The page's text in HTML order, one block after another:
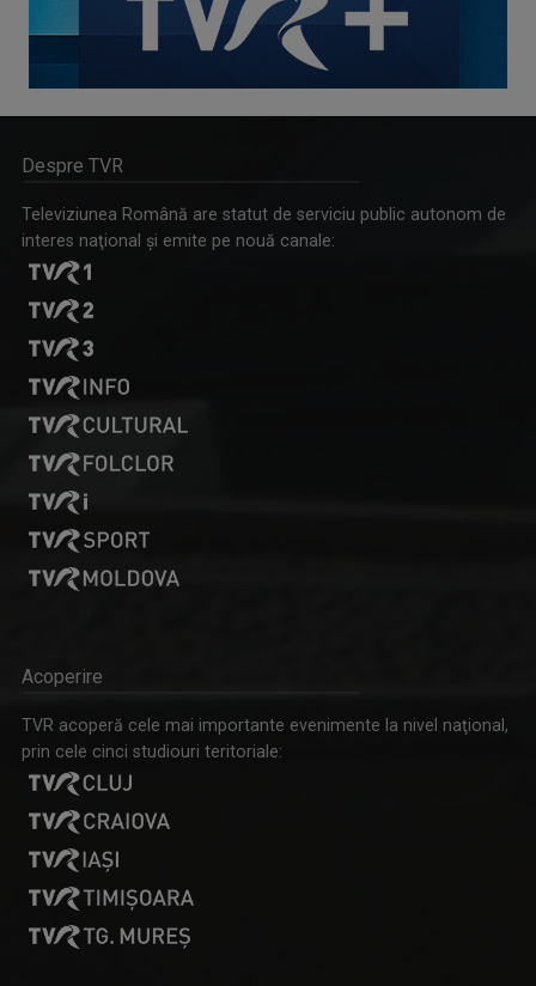
Despre TVR
Televiziunea Română are statut de serviciu public autonom de
interes naţional şi emite pe nouă canale:
Acoperire
TVR acoperă cele mai importante evenimente la nivel naţional,
prin cele cinci studiouri teritoriale: